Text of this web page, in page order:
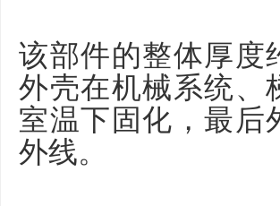
该部件的整体厚度
外壳在机械系统、
室温下固化，最后
外线。